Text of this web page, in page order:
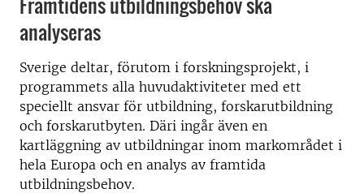
analyseras
Sverige deltar, förutom i forskningsprojekt, i
programmets alla huvudaktiviteter med ett
speciellt ansvar för utbildning, forskarutbildning
och forskarutbyten. Däri ingår även en
kartläggning av utbildningar inom markområdet i
hela Europa och en analys av framtida
utbildningsbehov.